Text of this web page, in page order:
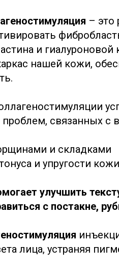
– это
и
нашей кожи,
проблем, связанных
и складками
и упругости
улучшить
с постакне,
лица, устраняя